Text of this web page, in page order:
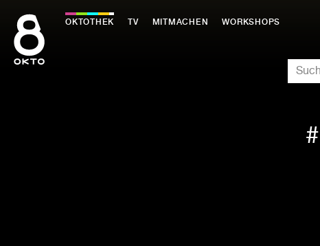
Inhalt
springen
OKTOTHEK TV MITMACHEN WORKSHOPS
SUCHE